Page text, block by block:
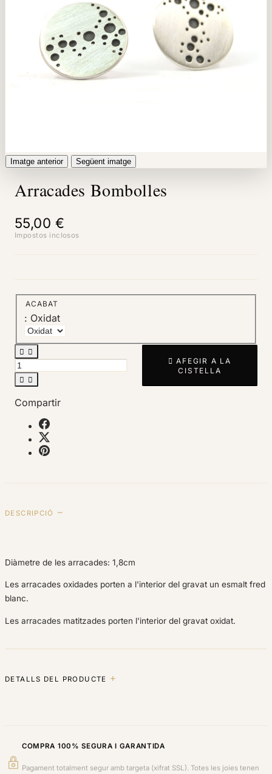
Imatge anterior Següent imatge
Arracades Bombolles
55,00 €
Impostos inclosos
ACABAT
: Oxidat
 
 
 AFEGIR A LA
CISTELLA
Compartir
DESCRIPCIÓ
Diàmetre de les arracades: 1,8cm
Les arracades oxidades porten a l'interior del gravat un esmalt fred
blanc.
Les arracades matitzades porten l'interior del gravat oxidat.
DETALLS DEL PRODUCTE
COMPRA 100% SEGURA I GARANTIDA
Pagament totalment segur amb targeta (xifrat SSL). Totes les joies tenen